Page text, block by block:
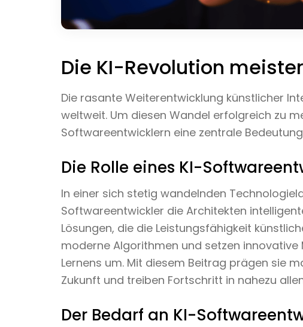
Die KI-Revolution
Die rasante Weiterentwicklung künstlicher
weltweit. Um diesen Wandel erfolgreich zu
Softwareentwicklern eine zentrale
Die Rolle eines KI-
In einer sich stetig wandelnden
Softwareentwickler die Architekten
Lösungen, die die Leistungsfähigkeit
moderne Algorithmen und setzen
Lernens um. Mit diesem Beitrag prägen sie
Zukunft und treiben Fortschritt in nahezu
Der Bedarf an KI-